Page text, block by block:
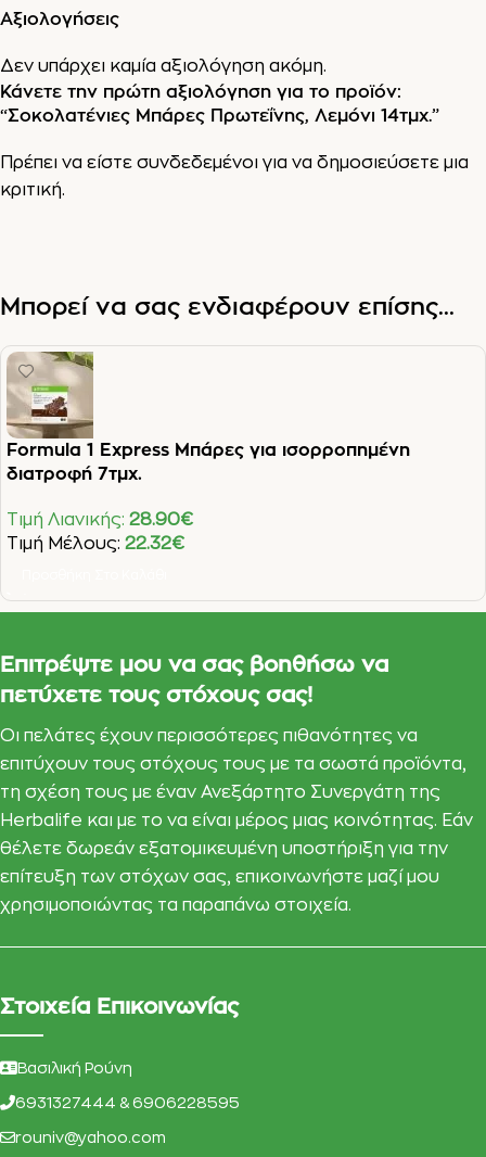
Αξιολογήσεις
Δεν υπάρχει καμία αξιολόγηση ακόμη.
Κάνετε την πρώτη αξιολόγηση για το προϊόν:
“Σοκολατένιες Μπάρες Πρωτεΐνης, Λεμόνι 14τμχ.”
Πρέπει να είστε συνδεδεμένοι για να δημοσιεύσετε μια
κριτική.
Μπορεί να σας ενδιαφέρουν επίσης...
Formula 1 Express Μπάρες για ισορροπημένη
διατροφή 7τμχ.
Τιμή Λιανικής: 28.90€
Τιμή Μέλους: 22.32€
Επιτρέψτε μου να σας βοηθήσω να
πετύχετε τους στόχους σας!
Οι πελάτες έχουν περισσότερες πιθανότητες να
επιτύχουν τους στόχους τους με τα σωστά προϊόντα,
τη σχέση τους με έναν Ανεξάρτητο Συνεργάτη της
Herbalife και με το να είναι μέρος μιας κοινότητας. Εάν
θέλετε δωρεάν εξατομικευμένη υποστήριξη για την
επίτευξη των στόχων σας, επικοινωνήστε μαζί μου
χρησιμοποιώντας τα παραπάνω στοιχεία.
Στοιχεία Επικοινωνίας
Βασιλική Ρούνη
6931327444 & 6906228595
rouniv@yahoo.com